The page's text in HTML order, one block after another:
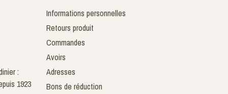
:
1923
Informations personnelles
Retours produit
Commandes
Avoirs
Adresses
Bons de réduction